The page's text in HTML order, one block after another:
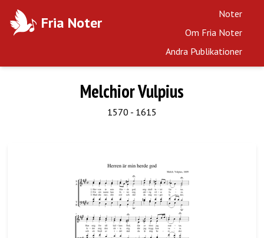
Fria Noter
Noter
Om Fria Noter
Andra Publikationer
Melchior Vulpius
1570 - 1615